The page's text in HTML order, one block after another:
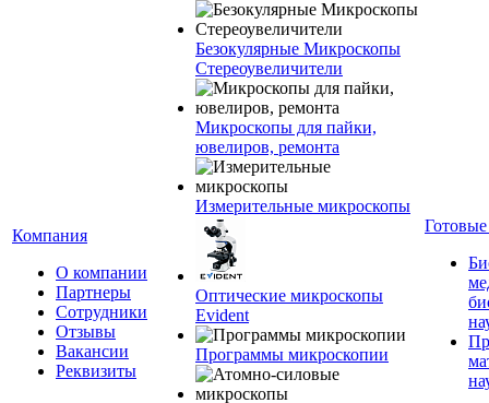
Компания
О компании
Партнеры
Сотрудники
Отзывы
Вакансии
Реквизиты
Безокулярные Микроскопы
Стереоувеличители
Микроскопы для пайки,
ювелиров, ремонта
Измерительные микроскопы
Оптические микроскопы
Evident
Программы микроскопии